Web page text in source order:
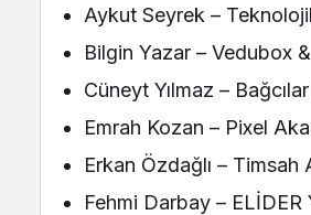
Aykut Seyrek –
Bilgin Yazar – Vedubox
Cüneyt Yılmaz –
Emrah Kozan – Pixel
Erkan Özdağlı – Timsah
Fehmi Darbay – ELİDER